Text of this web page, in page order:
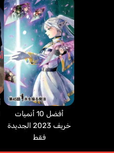
أفضل 10 أنميات
خريف 2023 الجديدة
فقط